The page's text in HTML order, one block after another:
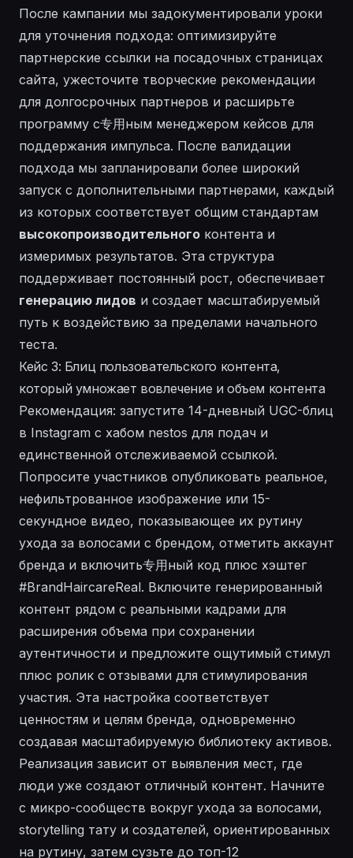
После кампании мы задокументировали уроки
для уточнения подхода: оптимизируйте
партнерские ссылки на посадочных страницах
сайта, ужесточите творческие рекомендации
для долгосрочных партнеров и расширьте
программу с专用ным менеджером кейсов для
поддержания импульса. После валидации
подхода мы запланировали более широкий
запуск с дополнительными партнерами, каждый
из которых соответствует общим стандартам
высокопроизводительного контента и
измеримых результатов. Эта структура
поддерживает постоянный рост, обеспечивает
генерацию лидов и создает масштабируемый
путь к воздействию за пределами начального
теста.
Кейс 3: Блиц пользовательского контента,
который умножает вовлечение и объем контента
Рекомендация: запустите 14-дневный UGC-блиц
в Instagram с хабом nestos для подач и
единственной отслеживаемой ссылкой.
Попросите участников опубликовать реальное,
нефильтрованное изображение или 15-
секундное видео, показывающее их рутину
ухода за волосами с брендом, отметить аккаунт
бренда и включить专用ный код плюс хэштег
#BrandHaircareReal. Включите генерированный
контент рядом с реальными кадрами для
расширения объема при сохранении
аутентичности и предложите ощутимый стимул
плюс ролик с отзывами для стимулирования
участия. Эта настройка соответствует
ценностям и целям бренда, одновременно
создавая масштабируемую библиотеку активов.
Реализация зависит от выявления мест, где
люди уже создают отличный контент. Начните
с микро-сообществ вокруг ухода за волосами,
storytelling тату и создателей, ориентированных
на рутину, затем сузьте до топ-12